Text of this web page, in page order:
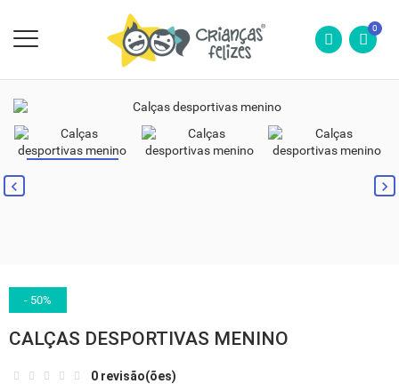
0
- 50%
CALÇAS DESPORTIVAS MENINO
0 revisão(ões)